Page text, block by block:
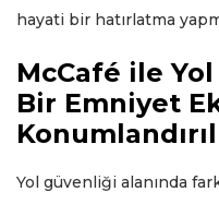
hayati bir hatırlatma
McCafé ile
Bir Emniyet
Yol güvenliği alanında